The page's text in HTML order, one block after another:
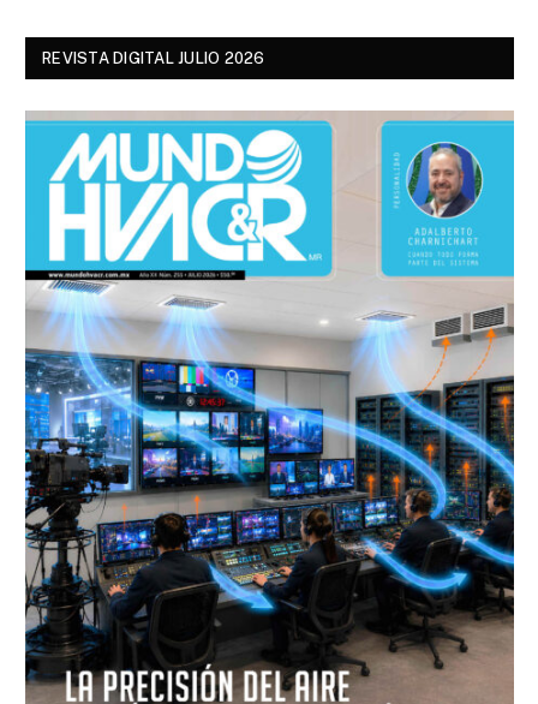
REVISTA DIGITAL JULIO 2026